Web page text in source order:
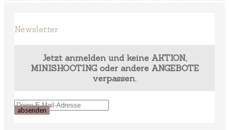
Newsletter
Jetzt anmelden und keine AKTION,
MINISHOOTING oder andere ANGEBOTE
verpassen.